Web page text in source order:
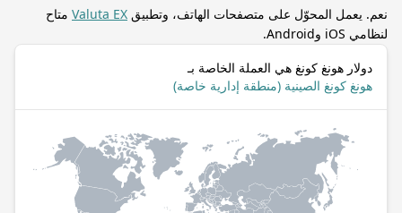
نعم. يعمل المحوّل على متصفحات الهاتف، وتطبيق Valuta EX متاح
لنظامي iOS وAndroid.
دولار هونغ كونغ هي العملة الخاصة بـ
هونغ كونغ الصينية (منطقة إدارية خاصة)